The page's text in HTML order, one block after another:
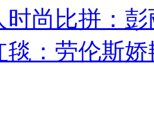
时尚比拼：
毯：劳伦斯